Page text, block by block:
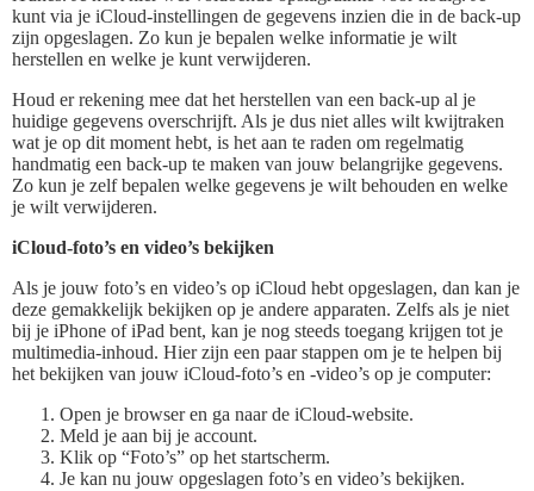
kunt via je iCloud-instellingen de gegevens inzien die in de back-up
zijn opgeslagen. Zo kun je bepalen welke informatie je wilt
herstellen en welke je kunt verwijderen.
Houd er rekening mee dat het herstellen van een back-up al je
huidige gegevens overschrijft. Als je dus niet alles wilt kwijtraken
wat je op dit moment hebt, is het aan te raden om regelmatig
handmatig een back-up te maken van jouw belangrijke gegevens.
Zo kun je zelf bepalen welke gegevens je wilt behouden en welke
je wilt verwijderen.
iCloud-foto’s en video’s bekijken
Als je jouw foto’s en video’s op iCloud hebt opgeslagen, dan kan je
deze gemakkelijk bekijken op je andere apparaten. Zelfs als je niet
bij je iPhone of iPad bent, kan je nog steeds toegang krijgen tot je
multimedia-inhoud. Hier zijn een paar stappen om je te helpen bij
het bekijken van jouw iCloud-foto’s en -video’s op je computer:
Open je browser en ga naar de iCloud-website.
Meld je aan bij je account.
Klik op “Foto’s” op het startscherm.
Je kan nu jouw opgeslagen foto’s en video’s bekijken.